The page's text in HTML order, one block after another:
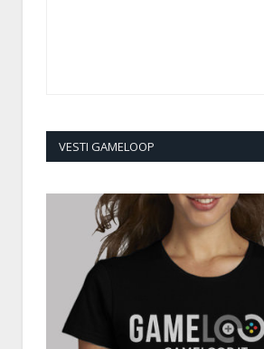
VESTI GAMELOOP